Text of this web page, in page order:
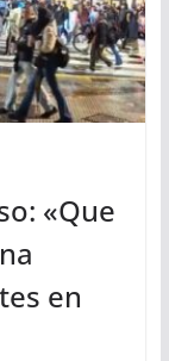
«Que
en